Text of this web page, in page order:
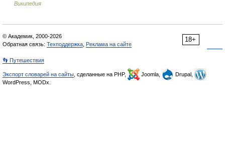
Википедия
18+
© Академик, 2000-2026
Обратная связь: Техподдержка Реклама на сайте
👣 Путешествия
Экспорт словарей на сайты , сделанные на PHP, Joomla,
Drupal,
WordPress, MODx.